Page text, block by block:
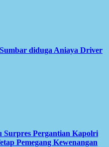
diduga Aniaya Driver
Surpres Pergantian Kapolri
Pemegang Kewenangan